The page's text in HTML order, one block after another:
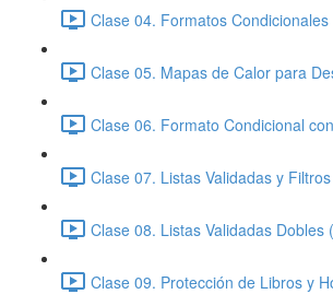
Clase 04. Formatos
Clase 05. Mapas de Calor para
Clase 06. Formato Condicional
Clase 07. Listas Validadas y
Clase 08. Listas Validadas Dobles
Clase 09. Protección de Libros y